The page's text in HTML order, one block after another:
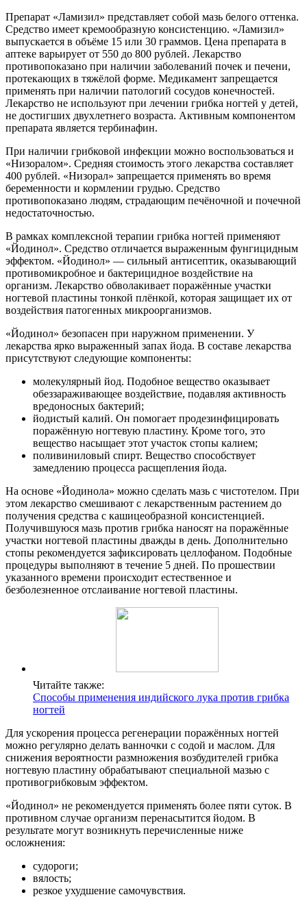
Препарат «Ламизил» представляет собой мазь белого оттенка.
Средство имеет кремообразную консистенцию. «Ламизил»
выпускается в объёме 15 или 30 граммов. Цена препарата в
аптеке варьирует от 550 до 800 рублей. Лекарство
противопоказано при наличии заболеваний почек и печени,
протекающих в тяжёлой форме. Медикамент запрещается
применять при наличии патологий сосудов конечностей.
Лекарство не используют при лечении грибка ногтей у детей,
не достигших двухлетнего возраста. Активным компонентом
препарата является тербинафин.
При наличии грибковой инфекции можно воспользоваться и
«Низоралом». Средняя стоимость этого лекарства составляет
400 рублей. «Низорал» запрещается применять во время
беременности и кормлении грудью. Средство
противопоказано людям, страдающим печёночной и почечной
недостаточностью.
В рамках комплексной терапии грибка ногтей применяют
«Йодинол». Средство отличается выраженным фунгицидным
эффектом. «Йодинол» — сильный антисептик, оказывающий
противомикробное и бактерицидное воздействие на
организм. Лекарство обволакивает поражённые участки
ногтевой пластины тонкой плёнкой, которая защищает их от
воздействия патогенных микроорганизмов.
«Йодинол» безопасен при наружном применении. У
лекарства ярко выраженный запах йода. В составе лекарства
присутствуют следующие компоненты:
молекулярный йод. Подобное вещество оказывает
обеззараживающее воздействие, подавляя активность
вредоносных бактерий;
йодистый калий. Он помогает продезинфицировать
поражённую ногтевую пластину. Кроме того, это
вещество насыщает этот участок стопы калием;
поливиниловый спирт. Вещество способствует
замедлению процесса расщепления йода.
На основе «Йодинола» можно сделать мазь с чистотелом. При
этом лекарство смешивают с лекарственным растением до
получения средства с кашицеобразной консистенцией.
Получившуюся мазь против грибка наносят на поражённые
участки ногтевой пластины дважды в день. Дополнительно
стопы рекомендуется зафиксировать целлофаном. Подобные
процедуры выполняют в течение 5 дней. По прошествии
указанного времени происходит естественное и
безболезненное отслаивание ногтевой пластины.
Читайте также:
Способы применения индийского лука против грибка
ногтей
Для ускорения процесса регенерации поражённых ногтей
можно регулярно делать ванночки с содой и маслом. Для
снижения вероятности размножения возбудителей грибка
ногтевую пластину обрабатывают специальной мазью с
противогрибковым эффектом.
«Йодинол» не рекомендуется применять более пяти суток. В
противном случае организм перенасытится йодом. В
результате могут возникнуть перечисленные ниже
осложнения:
судороги;
вялость;
резкое ухудшение самочувствия.